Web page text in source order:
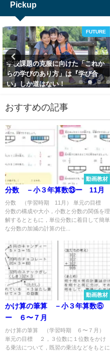
Pickup
ICT
ICTを活用した学習と従来型学習
とのハイブリッドな学習 ～ 学習
には「紙」と「デジタル」の特性
2022-10-24
おすすめの記事
動画教材
分数 －小３年算数⑬ー 11月
分数 （学習時期 11月） 単元の目標
分数の構成や大小，小数と分数の関係を理
解するとともに，単位分数に着目して簡単
な分数の加減の計算の仕...
動画教材
かけ算の筆算 －小３年算数⑥
ー ６〜７月
かけ算の筆算 （学習時期 ６〜７月）
単元の目標 ２，３位数に１位数をかけ
る乗法について，既習の乗法などをもとに